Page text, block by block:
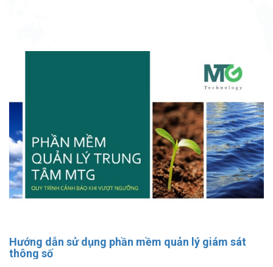
Hướng dẫn sử dụng phần mềm quản lý giám sát
thông số